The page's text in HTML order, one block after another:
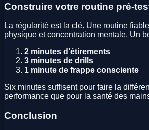
Construire votre routine
La régularité est la clé. Une routine
physique et concentration mentale. Un
2 minutes d’étirements
3 minutes de drills
1 minute de frappe consciente
Six minutes suffisent pour faire la
performance que pour la santé des
Conclusion